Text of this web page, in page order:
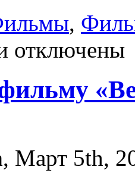
,
отключены
, Март 5th,